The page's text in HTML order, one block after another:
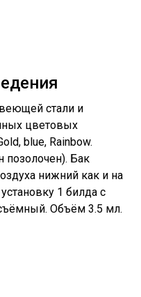
стали и
цветовых
blue, Rainbow.
позолочен). Бак
нижний как и на
1 билда с
Объём 3.5 мл.